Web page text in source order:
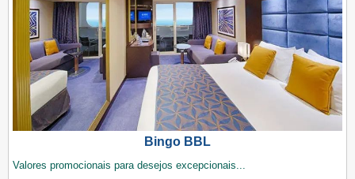
Bingo BBL
Valores promocionais para desejos excepcionais...